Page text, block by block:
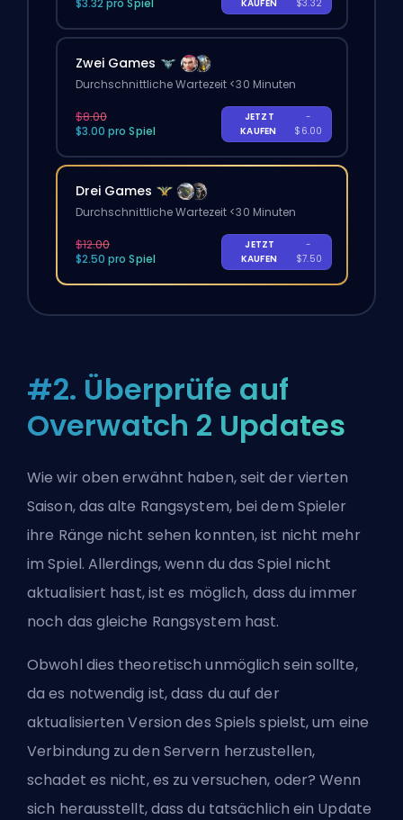
$3.32 pro Spiel KAUFEN $3.32
Zwei Games
Durchschnittliche Wartezeit <30 Minuten
$8.00
$3.00 pro Spiel
JETZT
KAUFEN
-
$6.00
Drei Games
Durchschnittliche Wartezeit <30 Minuten
$12.00
$2.50 pro Spiel
JETZT
KAUFEN
-
$7.50
#2. Überprüfe auf
Overwatch 2 Updates
Wie wir oben erwähnt haben, seit der vierten
Saison, das alte Rangsystem, bei dem Spieler
ihre Ränge nicht sehen konnten, ist nicht mehr
im Spiel. Allerdings, wenn du das Spiel nicht
aktualisiert hast, ist es möglich, dass du immer
noch das gleiche Rangsystem hast.
Obwohl dies theoretisch unmöglich sein sollte,
da es notwendig ist, dass du auf der
aktualisierten Version des Spiels spielst, um eine
Verbindung zu den Servern herzustellen,
schadet es nicht, es zu versuchen, oder? Wenn
sich herausstellt, dass du tatsächlich ein Update